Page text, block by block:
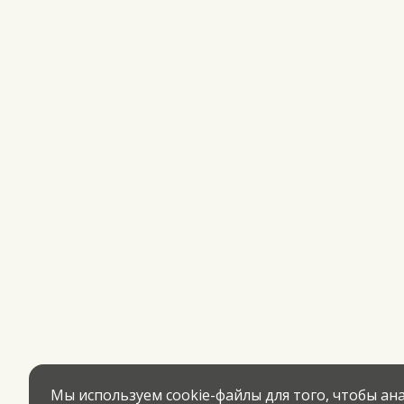
Мы используем cookie-файлы для того, чтобы